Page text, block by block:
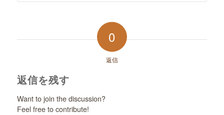
0
返信
返信を残す
Want to join the discussion?
Feel free to contribute!